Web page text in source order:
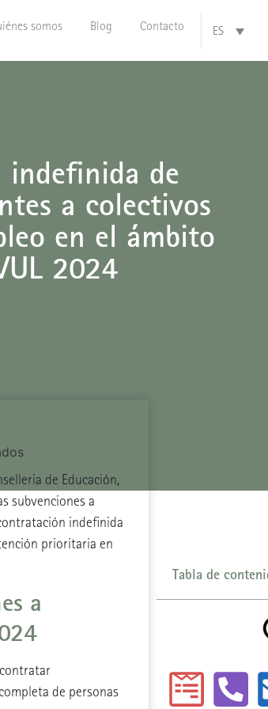
somos Blog Contacto ES
indefinida de
a colectivos
en el ámbito
2024
de Educación,
subvenciones a
indefinida
prioritaria en
a
de personas
Tabla de